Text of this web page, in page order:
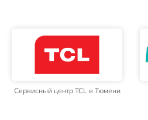
Сервисный центр TCL в Тюмени